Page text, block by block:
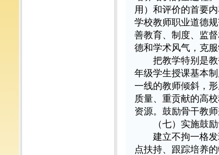
用）和评价的首要
学校教师职业道德
善教育、制度、监
德和学术风气，克
把教学特别是教
年级学生授课基本
一线的教师倾斜，
质量、重贡献的高
资源。鼓励骨干教
（七）实施鼓
建立不拘一格发
点扶持、跟踪培养